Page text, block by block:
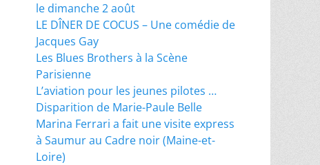
le dimanche 2 août
LE DÎNER DE COCUS – Une comédie de
Jacques Gay
Les Blues Brothers à la Scène
Parisienne
L’aviation pour les jeunes pilotes …
Disparition de Marie-Paule Belle
Marina Ferrari a fait une visite express
à Saumur au Cadre noir (Maine-et-
Loire)